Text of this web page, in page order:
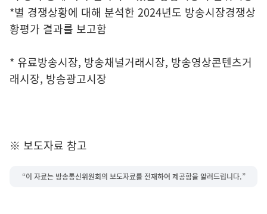
*별 경쟁상황에 대해 분석한 2024년도 방송시장경쟁상
황평가 결과를 보고함
* 유료방송시장, 방송채널거래시장, 방송영상콘텐츠거
래시장, 방송광고시장
※ 보도자료 참고
“이 자료는 방송통신위원회의 보도자료를 전재하여 제공함을 알려드립니다.”